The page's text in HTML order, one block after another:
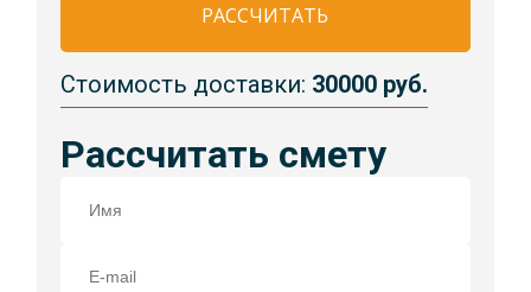
РАССЧИТАТЬ
Стоимость доставки: 30000 руб.
Рассчитать смету